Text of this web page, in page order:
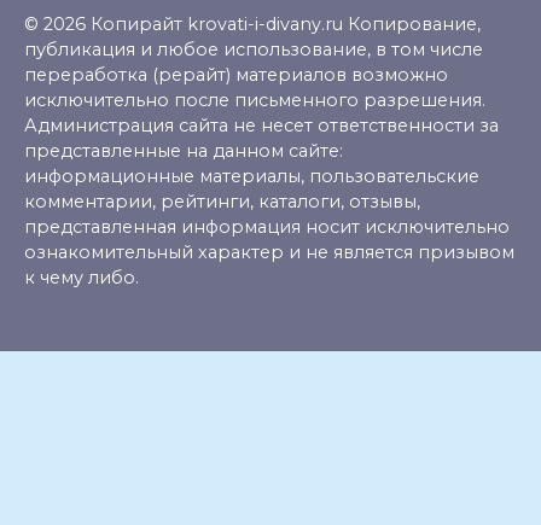
© 2026 Копирайт krovati-i-divany.ru Копирование,
публикация и любое использование, в том числе
переработка (рерайт) материалов возможно
исключительно после письменного разрешения.
Администрация сайта не несет ответственности за
представленные на данном сайте:
информационные материалы, пользовательские
комментарии, рейтинги, каталоги, отзывы,
представленная информация носит исключительно
ознакомительный характер и не является призывом
к чему либо.